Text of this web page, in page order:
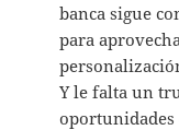
banca sigue
para
Y le falta un
oportunidades